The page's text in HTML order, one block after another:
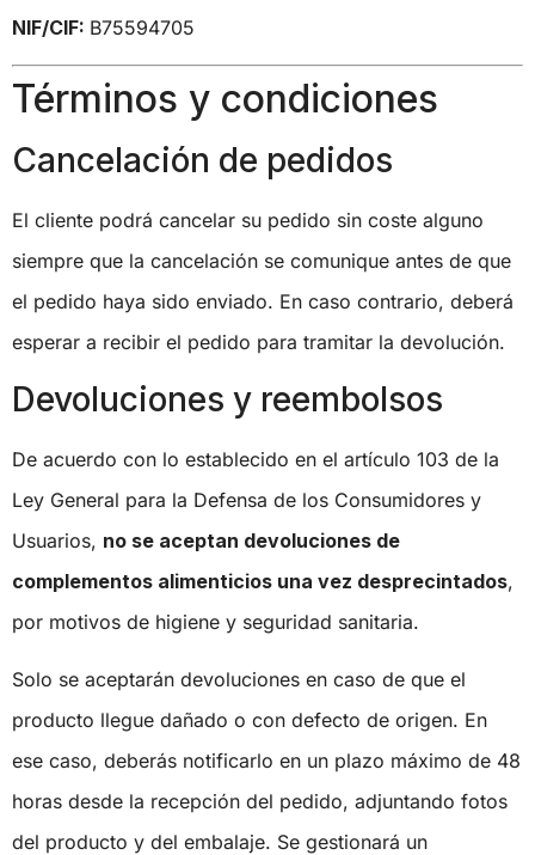
NIF/CIF: B75594705
Términos y condiciones
Cancelación de pedidos
El cliente podrá cancelar su pedido sin coste alguno
siempre que la cancelación se comunique antes de que
el pedido haya sido enviado. En caso contrario, deberá
esperar a recibir el pedido para tramitar la devolución.
Devoluciones y reembolsos
De acuerdo con lo establecido en el artículo 103 de la
Ley General para la Defensa de los Consumidores y
Usuarios, no se aceptan devoluciones de
complementos alimenticios una vez desprecintados,
por motivos de higiene y seguridad sanitaria.
Solo se aceptarán devoluciones en caso de que el
producto llegue dañado o con defecto de origen. En
ese caso, deberás notificarlo en un plazo máximo de 48
horas desde la recepción del pedido, adjuntando fotos
del producto y del embalaje. Se gestionará un